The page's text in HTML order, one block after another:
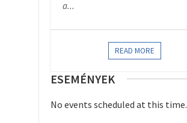
a...
READ MORE
ESEMÉNYEK
No events scheduled at this time.